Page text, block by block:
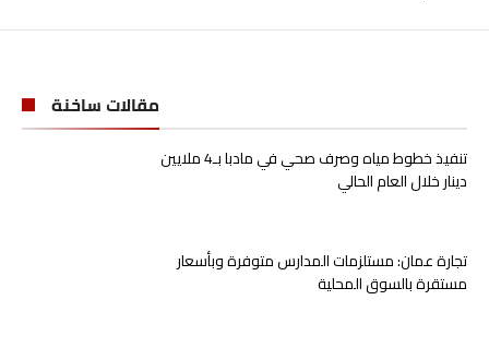
مقالات ساخنة
تنفيذ خطوط مياه وصرف صحي في مادبا بـ4 ملايين
دينار خلال العام الحالي
تجارة عمان: مستلزمات المدارس متوفرة وبأسعار
مستقرة بالسوق المحلية